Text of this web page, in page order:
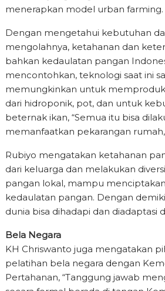
menerapkan model urban farming.
Dengan mengetahui kebutuhan
mengolahnya, ketahanan dan
bahkan kedaulatan pangan
mencontohkan, teknologi saat ini
memungkinkan untuk
dari hidroponik, pot, dan untuk
beternak ikan, “Semua itu bisa
memanfaatkan pekarangan
Rubiyo mengatakan ketahanan
dari keluarga dan melakukan
pangan lokal, mampu
kedaulatan pangan. Dengan
dunia bisa dihadapi dan diadaptasi
Bela Negara
KH Chriswanto juga mengatakan
pelatihan bela negara dengan
Pertahanan, “Tanggung jawab